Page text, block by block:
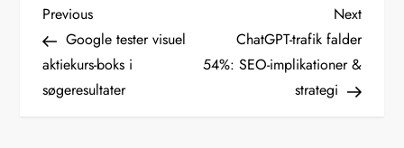
I
n
d
Previous
Post
Previous
Google tester visuel
aktiekurs-boks i
søgeresultater
Next
Post
Next
ChatGPT-trafik falder
54%: SEO-implikationer &
strategi